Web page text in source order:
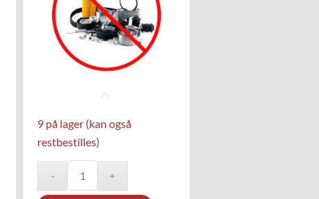
9 på lager (kan også
restbestilles)